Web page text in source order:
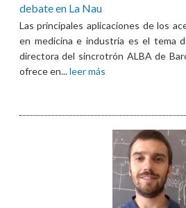
debate en La Nau
Las principales aplicaciones de los
en medicina e industria es el tema
directora del sincrotrón ALBA de
ofrece en...leer más